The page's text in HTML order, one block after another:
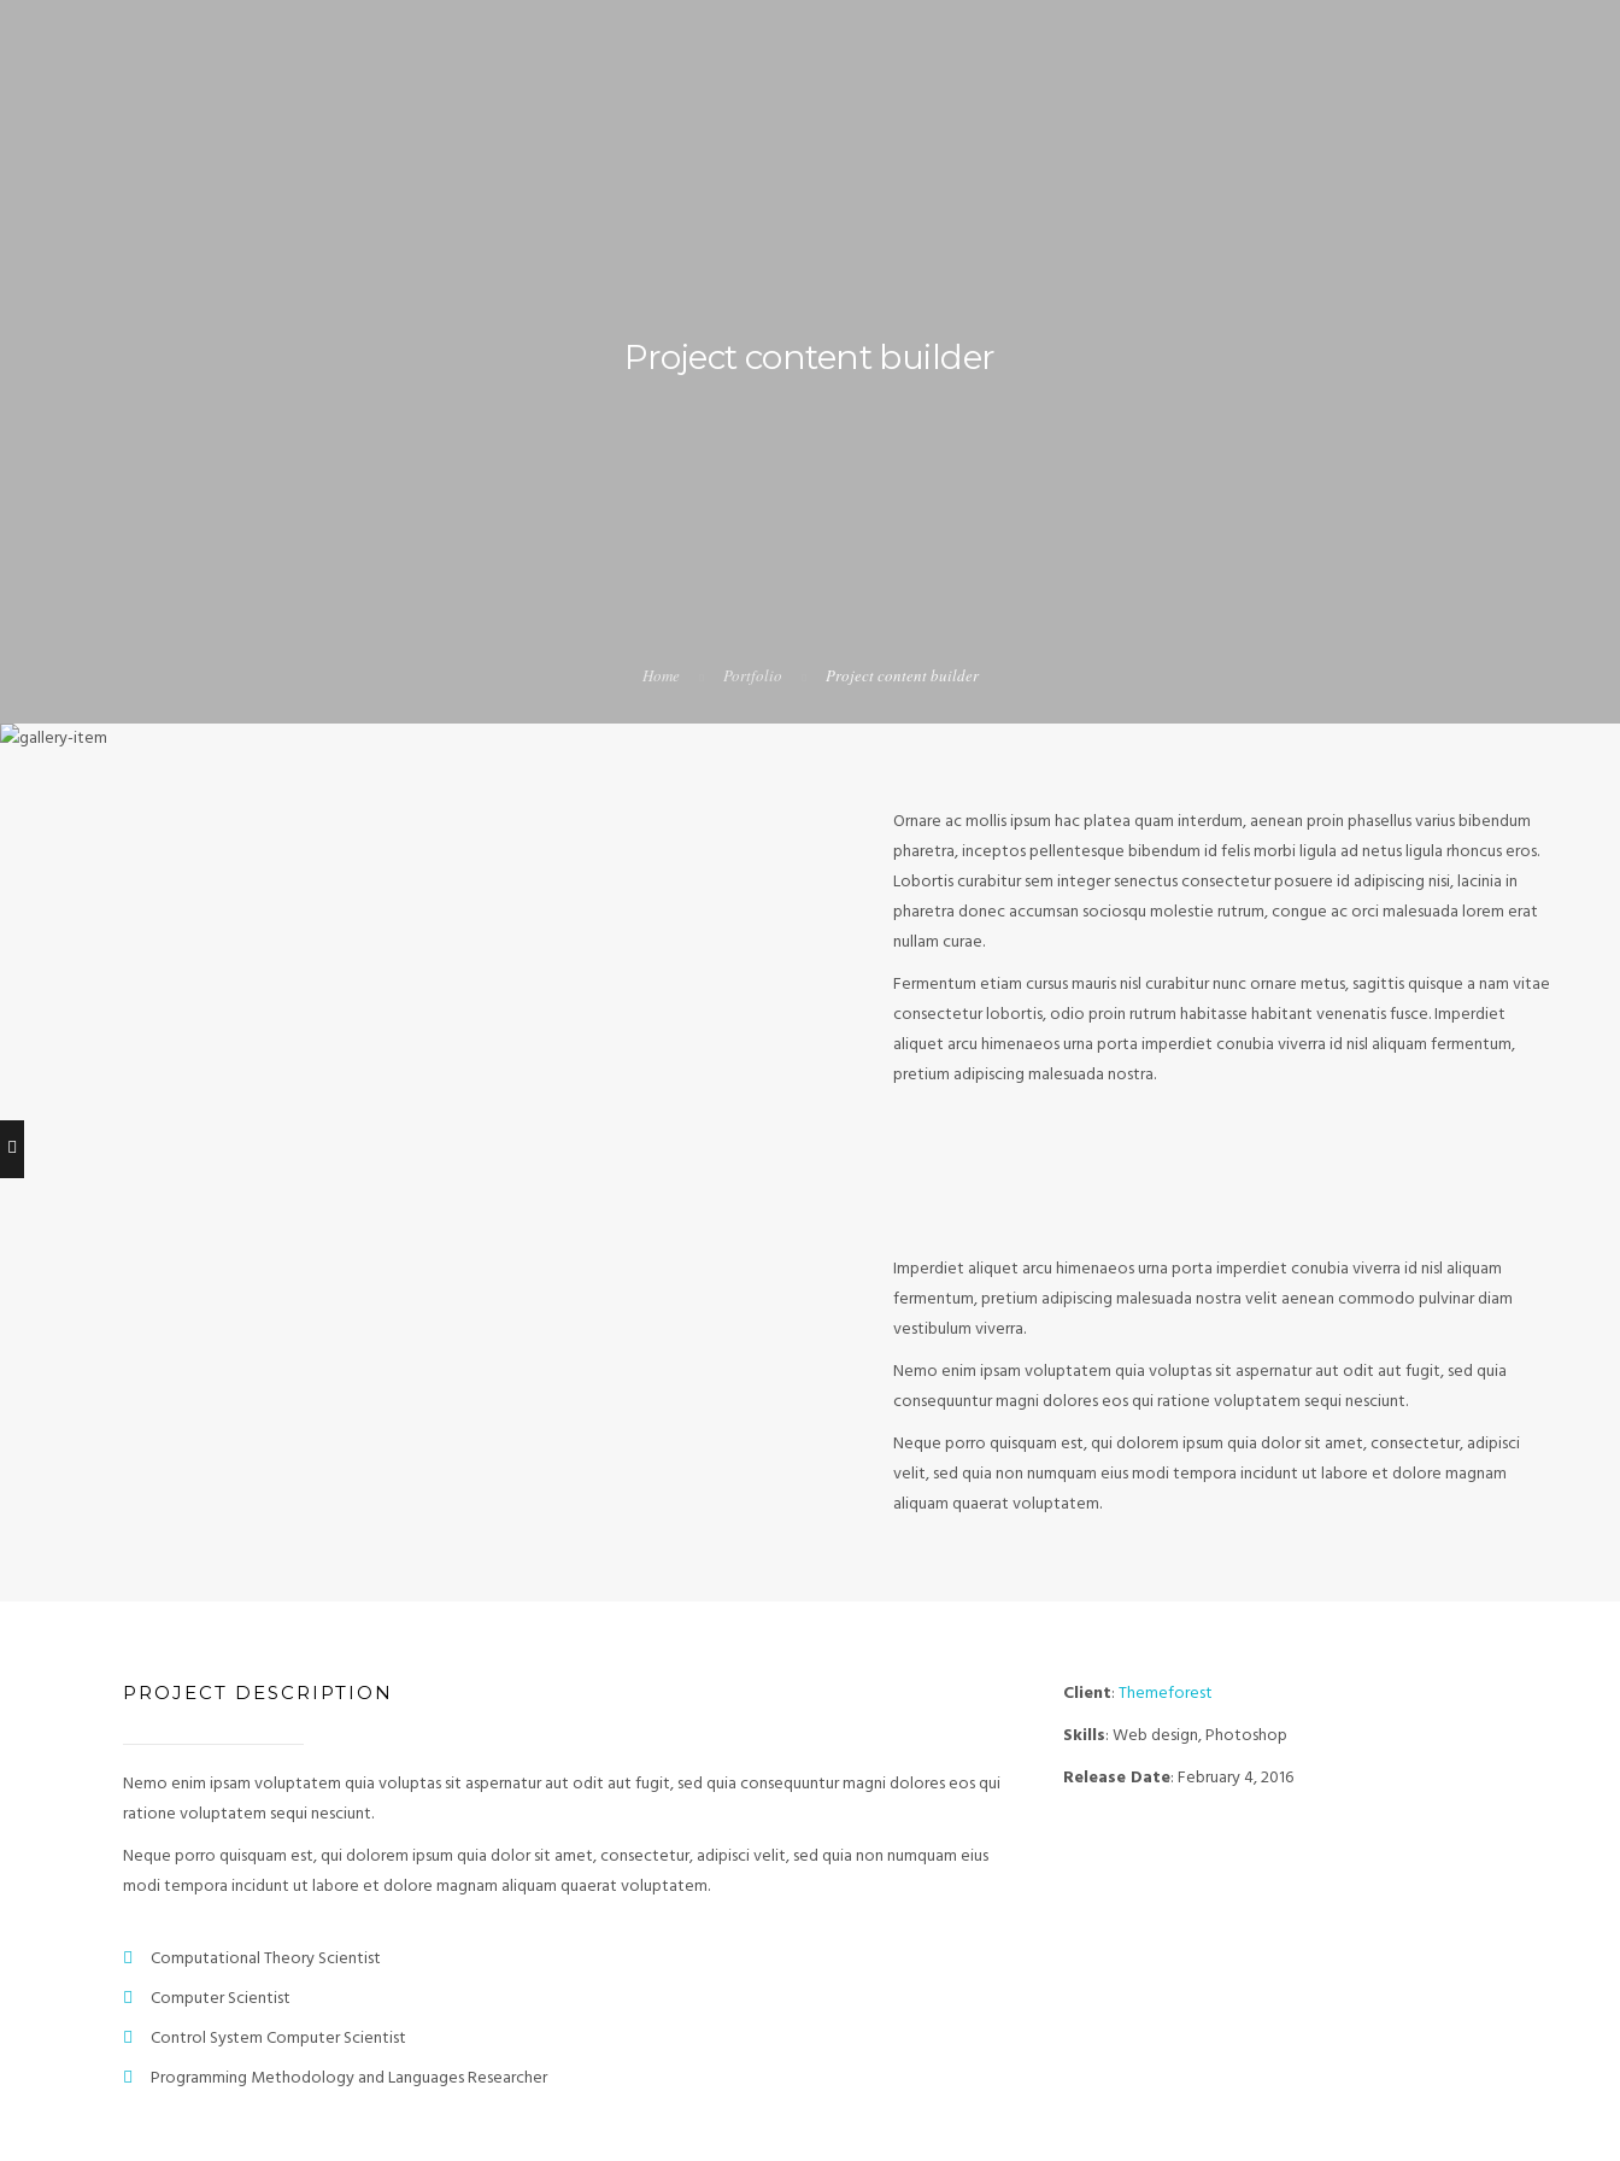
Project content builder
Home Portfolio Project content builder
Ornare ac mollis ipsum hac platea quam interdum, aenean proin phasellus varius bibendum
pharetra, inceptos pellentesque bibendum id felis morbi ligula ad netus ligula rhoncus eros.
Lobortis curabitur sem integer senectus consectetur posuere id adipiscing nisi, lacinia in
pharetra donec accumsan sociosqu molestie rutrum, congue ac orci malesuada lorem erat
nullam curae.
Fermentum etiam cursus mauris nisl curabitur nunc ornare metus, sagittis quisque a nam vitae
consectetur lobortis, odio proin rutrum habitasse habitant venenatis fusce. Imperdiet
aliquet arcu himenaeos urna porta imperdiet conubia viverra id nisl aliquam fermentum,
pretium adipiscing malesuada nostra.
Imperdiet aliquet arcu himenaeos urna porta imperdiet conubia viverra id nisl aliquam
fermentum, pretium adipiscing malesuada nostra velit aenean commodo pulvinar diam
vestibulum viverra.
Nemo enim ipsam voluptatem quia voluptas sit aspernatur aut odit aut fugit, sed quia
consequuntur magni dolores eos qui ratione voluptatem sequi nesciunt.
Neque porro quisquam est, qui dolorem ipsum quia dolor sit amet, consectetur, adipisci
velit, sed quia non numquam eius modi tempora incidunt ut labore et dolore magnam
aliquam quaerat voluptatem.
PROJECT DESCRIPTION
Nemo enim ipsam voluptatem quia voluptas sit aspernatur aut odit aut fugit, sed quia consequuntur magni dolores eos qui
ratione voluptatem sequi nesciunt.
Neque porro quisquam est, qui dolorem ipsum quia dolor sit amet, consectetur, adipisci velit, sed quia non numquam eius
modi tempora incidunt ut labore et dolore magnam aliquam quaerat voluptatem.
Computational Theory Scientist
Computer Scientist
Control System Computer Scientist
Programming Methodology and Languages Researcher
Client:Themeforest
Skills: Web design, Photoshop
Release Date: February 4, 2016